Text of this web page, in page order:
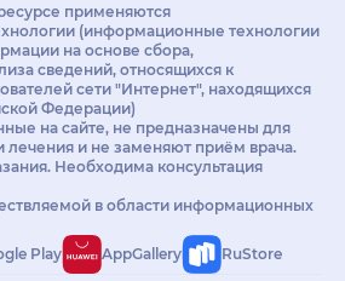
применяются
(информационные технологии
на основе сбора,
сведений, относящихся к
сети "Интернет", находящихся
Федерации)
на сайте, не предназначены для
лечения и не заменяют приём врача.
Необходима консультация
в области информационных
Play AppGallery RuStore